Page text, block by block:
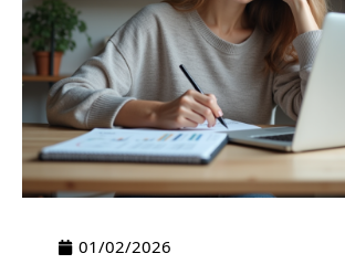
01/02/2026